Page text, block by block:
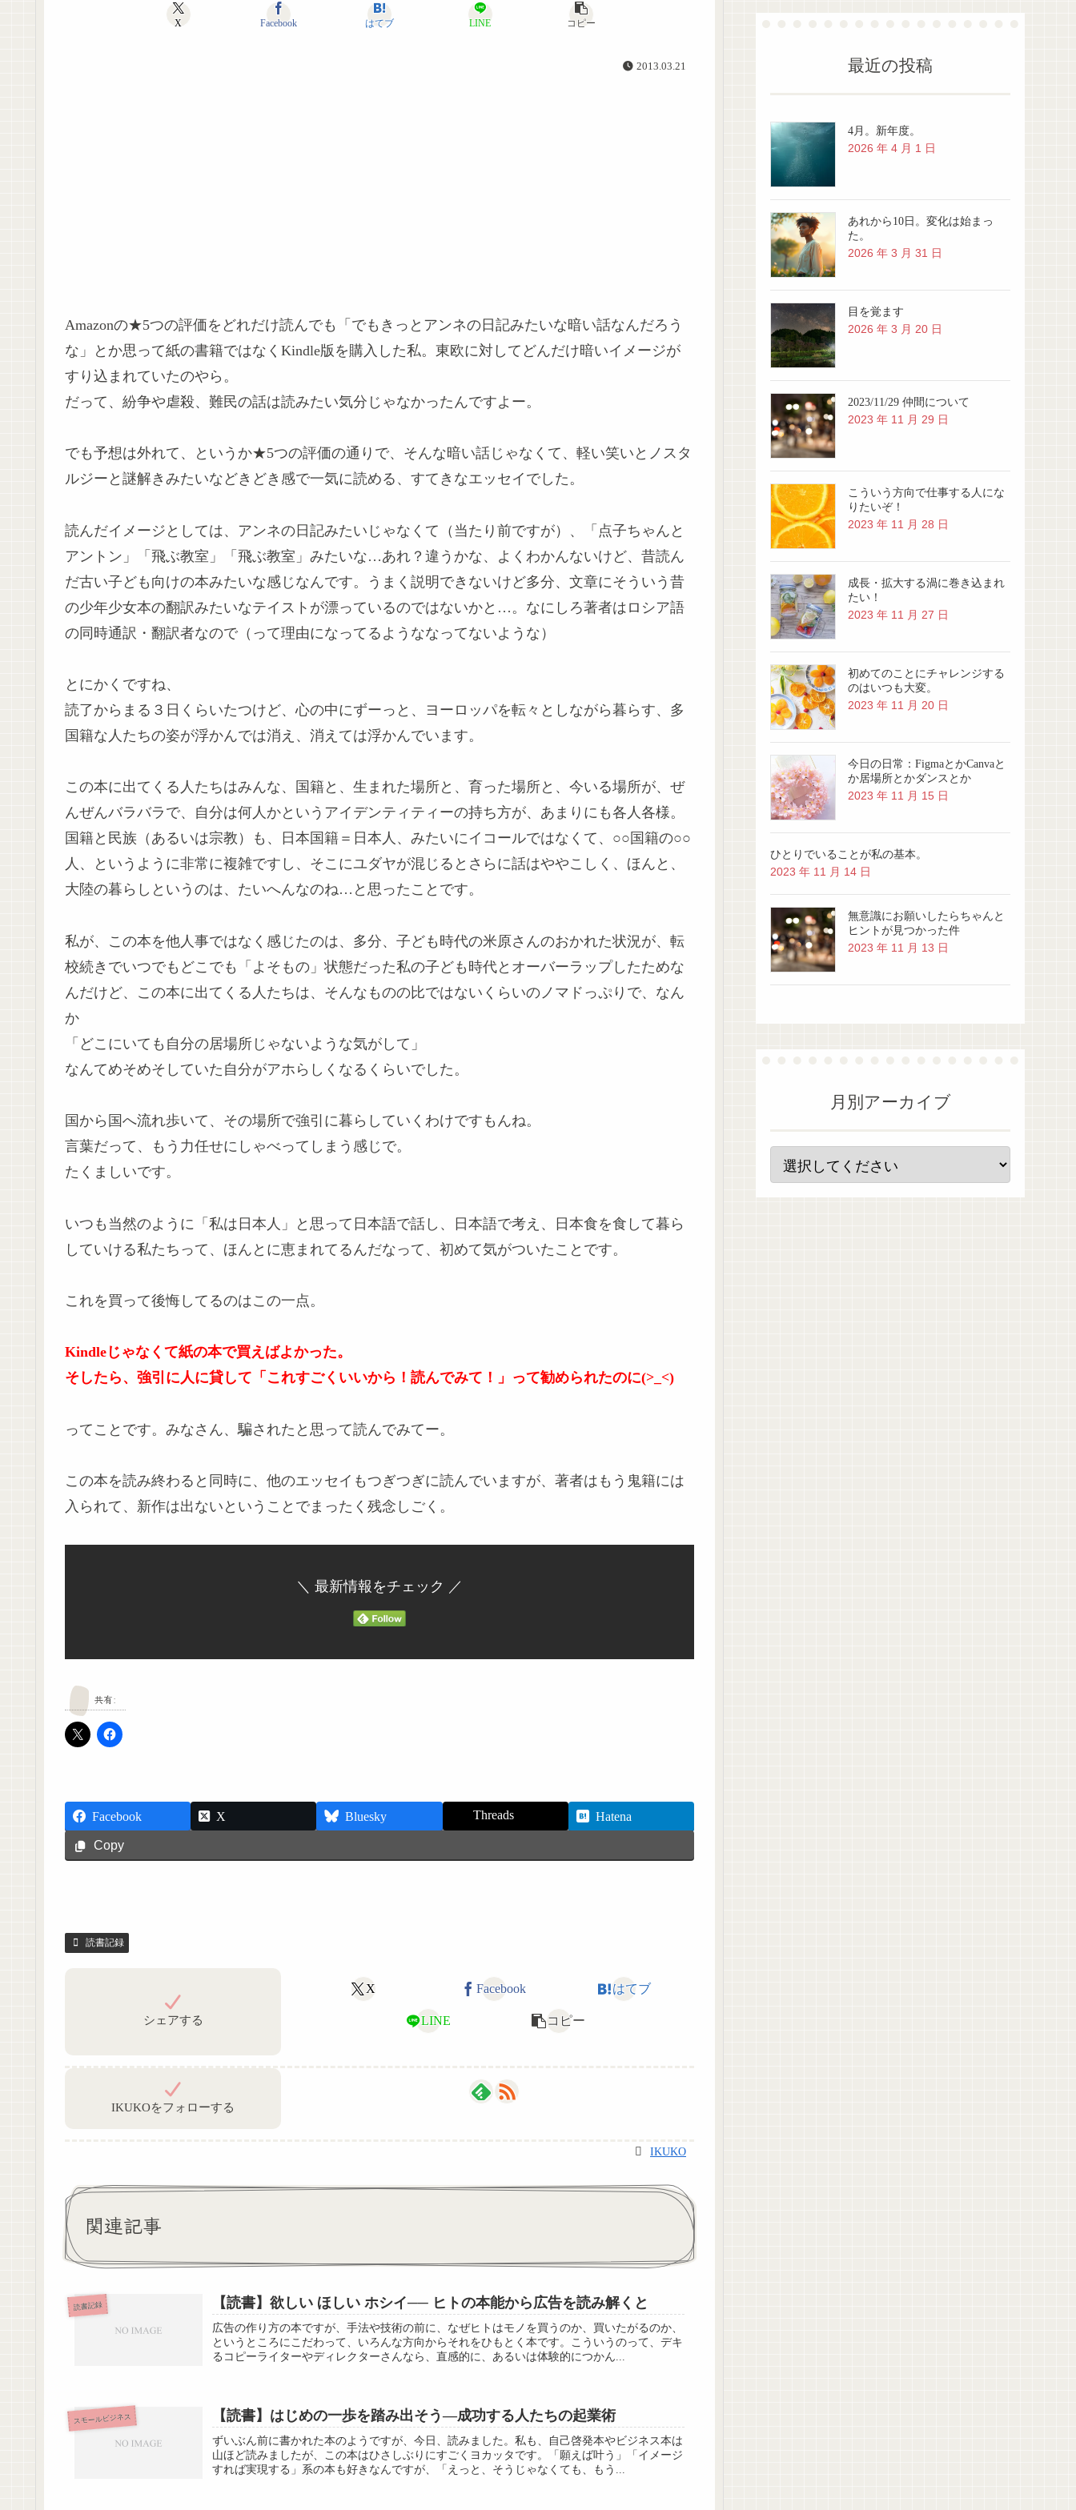
X Facebook はてブ LINE コピー
2013.03.21
Amazonの★5つの評価をどれだけ読んでも「でもきっとアンネの日記みたいな暗い話なんだろう
な」とか思って紙の書籍ではなくKindle版を購入した私。東欧に対してどんだけ暗いイメージが
すり込まれていたのやら。
だって、紛争や虐殺、難民の話は読みたい気分じゃなかったんですよー。
でも予想は外れて、というか★5つの評価の通りで、そんな暗い話じゃなくて、軽い笑いとノスタ
ルジーと謎解きみたいなどきどき感で一気に読める、すてきなエッセイでした。
読んだイメージとしては、アンネの日記みたいじゃなくて（当たり前ですが）、「点子ちゃんと
アントン」「飛ぶ教室」「飛ぶ教室」みたいな…あれ？違うかな、よくわかんないけど、昔読ん
だ古い子ども向けの本みたいな感じなんです。うまく説明できないけど多分、文章にそういう昔
の少年少女本の翻訳みたいなテイストが漂っているのではないかと…。なにしろ著者はロシア語
の同時通訳・翻訳者なので（って理由になってるようななってないような）
とにかくですね、
読了からまる３日くらいたつけど、心の中にずーっと、ヨーロッパを転々としながら暮らす、多
国籍な人たちの姿が浮かんでは消え、消えては浮かんでいます。
この本に出てくる人たちはみんな、国籍と、生まれた場所と、育った場所と、今いる場所が、ぜ
んぜんバラバラで、自分は何人かというアイデンティティーの持ち方が、あまりにも各人各様。
国籍と民族（あるいは宗教）も、日本国籍＝日本人、みたいにイコールではなくて、○○国籍の○○
人、というように非常に複雑ですし、そこにユダヤが混じるとさらに話はややこしく、ほんと、
大陸の暮らしというのは、たいへんなのね…と思ったことです。
私が、この本を他人事ではなく感じたのは、多分、子ども時代の米原さんのおかれた状況が、転
校続きでいつでもどこでも「よそもの」状態だった私の子ども時代とオーバーラップしたためな
んだけど、この本に出てくる人たちは、そんなものの比ではないくらいのノマドっぷりで、なん
か
「どこにいても自分の居場所じゃないような気がして」
なんてめそめそしていた自分がアホらしくなるくらいでした。
国から国へ流れ歩いて、その場所で強引に暮らしていくわけですもんね。
言葉だって、もう力任せにしゃべってしまう感じで。
たくましいです。
いつも当然のように「私は日本人」と思って日本語で話し、日本語で考え、日本食を食して暮ら
していける私たちって、ほんとに恵まれてるんだなって、初めて気がついたことです。
これを買って後悔してるのはこの一点。
Kindleじゃなくて紙の本で買えばよかった。
そしたら、強引に人に貸して「これすごくいいから！読んでみて！」って勧められたのに(>_<)
ってことです。みなさん、騙されたと思って読んでみてー。
この本を読み終わると同時に、他のエッセイもつぎつぎに読んでいますが、著者はもう鬼籍には
入られて、新作は出ないということでまったく残念しごく。
＼ 最新情報をチェック ／
共有:
Facebook X Bluesky Threads
Hatena
Copy
読書記録
シェアする
X Facebook はてブ
LINE コピー
IKUKOをフォローする
IKUKO
関連記事
読書記録 【読書】欲しい ほしい ホシイ── ヒトの本能から広告を読み解くと
広告の作り方の本ですが、手法や技術の前に、なぜヒトはモノを買うのか、買いたがるのか、
というところにこだわって、いろんな方向からそれをひもとく本です。こういうのって、デキ
るコピーライターやディレクターさんなら、直感的に、あるいは体験的につかん...
スモールビジネス 【読書】はじめの一歩を踏み出そう—成功する人たちの起業術
ずいぶん前に書かれた本のようですが、今日、読みました。私も、自己啓発本やビジネス本は
山ほど読みましたが、この本はひさしぶりにすごくヨカッタです。「願えば叶う」「イメージ
すれば実現する」系の本も好きなんですが、「えっと、そうじゃなくても、もう...
最近の投稿
4月。新年度。
2026 年 4 月 1 日
あれから10日。変化は始まっ
た。
2026 年 3 月 31 日
目を覚ます
2026 年 3 月 20 日
2023/11/29 仲間について
2023 年 11 月 29 日
こういう方向で仕事する人にな
りたいぞ！
2023 年 11 月 28 日
成長・拡大する渦に巻き込まれ
たい！
2023 年 11 月 27 日
初めてのことにチャレンジする
のはいつも大変。
2023 年 11 月 20 日
今日の日常：FigmaとかCanvaと
か居場所とかダンスとか
2023 年 11 月 15 日
ひとりでいることが私の基本。
2023 年 11 月 14 日
無意識にお願いしたらちゃんと
ヒントが見つかった件
2023 年 11 月 13 日
月別アーカイブ